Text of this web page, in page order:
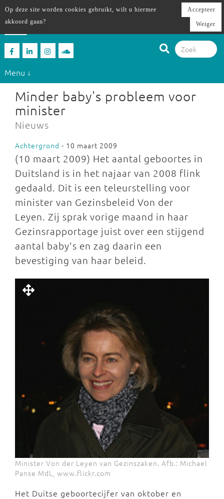
Menu ↓
Minder baby's probleem voor
minister
Nieuws
Achtergrond - 10 maart 2009
(10 maart 2009) Het aantal geboortes in
Duitsland is in het najaar van 2008 flink
gedaald. Dit is een teleurstelling voor
minister van Gezinsbeleid Von der
Leyen. Zij sprak vorige maand in haar
Gezinsrapportage juist over een stijgend
aantal baby's en zag daarin een
bevestiging van haar beleid.
Minister Von der Leyen van Gezinszaken. Afb.: Michael
Panse MdL, www.flickr.com
Het Duitse geboortecijfer van oktober en
Op deze site worden cookies gebruikt, wilt u hiermee
akkoord gaan?
Accepteer
Weiger